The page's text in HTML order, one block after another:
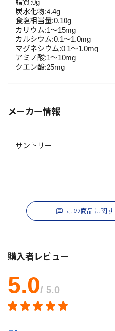
脂質:0g
炭水化物:4.4g
食塩相当量:0.10g
カリウム:1～15mg
カルシウム:0.1～1.0mg
マグネシウム:0.1～1.0mg
アミノ酸:1～10mg
クエン酸:25mg
メーカー情報
サントリー
この商品に関
購入者レビュー
5.0/ 5.0